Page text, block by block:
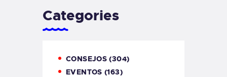
Categories
CONSEJOS (304)
EVENTOS (163)